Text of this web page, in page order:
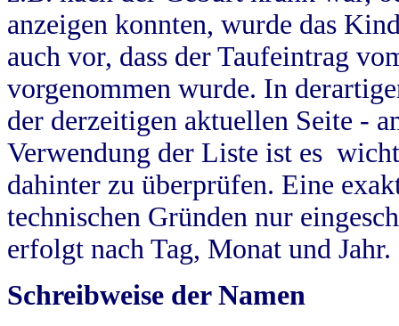
anzeigen konnten, wurde das
auch vor, dass der Taufeintrag
vorgenommen wurde. In
der derzeitigen aktuellen Seite -
Verwendung der Liste ist es
dahinter zu überprüfen. Eine
technischen Gründen nur
erfolgt nach Tag, Monat und Jahr.
Schreibweise der Namen